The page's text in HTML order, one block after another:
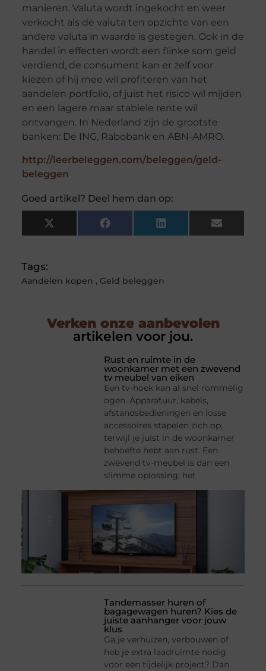
manieren. Valuta wordt ingekocht en weer
verkocht als de valuta ten opzichte van een
andere valuta in waarde is gestegen. Ook in de
handel in effecten wordt een flinke som geld
verdiend, de consument kan er zelf voor
kiezen of hij mee wil profiteren van het
aandelen portfolio, of juist het risico wil mijden
en een lagere maar stabiele rente wil
ontvangen. In Nederland zijn de grootste
banken: De ING, Rabobank en ABN-AMRO.
http://leerbeleggen.com/beleggen/geld-
beleggen
Goed artikel? Deel hem dan op:
X
(Twitter)
Facebook LinkedIn Email
Tags:
Aandelen kopen , Geld beleggen
Verken onze aanbevolen
artikelen voor jou.
Rust en ruimte in de
woonkamer met een zwevend
tv meubel van eiken
Een tv-hoek kan al snel rommelig
ogen. Apparatuur, kabels,
afstandsbedieningen en losse
accessoires stapelen zich op,
terwijl je juist in de woonkamer
behoefte hebt aan rust. Een
zwevend tv-meubel is dan een
slimme oplossing: het
Tandemasser huren of
bagagewagen huren? Kies de
juiste aanhanger voor jouw
klus
Ga je verhuizen, verbouwen of
heb je extra laadruimte nodig
voor een tijdelijk project? Dan